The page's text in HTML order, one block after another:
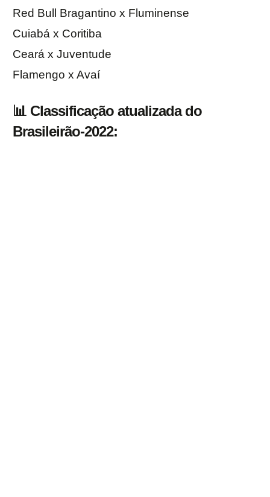
Red Bull Bragantino x Fluminense
Cuiabá x Coritiba
Ceará x Juventude
Flamengo x Avaí
📊 Classificação atualizada do
Brasileirão-2022: